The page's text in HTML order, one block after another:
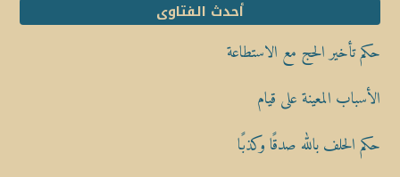
أحدث الفتاوى
حكم تأخير الحج مع الاستطاعة
الأسباب المعينة على قيام
حكم الحلف بالله صدقًا وكذبًا